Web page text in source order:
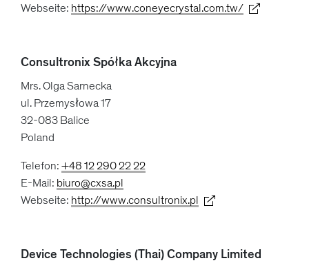
Webseite: https://www.coneyecrystal.com.tw/
Consultronix Spółka Akcyjna
Mrs. Olga Sarnecka
ul. Przemysłowa 17
32-083 Balice
Poland
Telefon:+48 12 290 22 22
E-Mail: biuro@cxsa.pl
Webseite: http://www.consultronix.pl
Device Technologies (Thai) Company Limited